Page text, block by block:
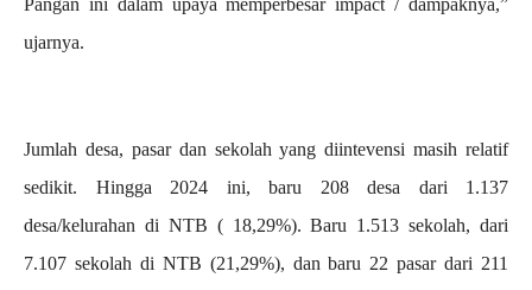
Pangan ini dalam upaya memperbesar impact / dampaknya,”
ujarnya.
Jumlah desa, pasar dan sekolah yang diintevensi masih relatif
sedikit. Hingga 2024 ini, baru 208 desa dari 1.137
desa/kelurahan di NTB ( 18,29%). Baru 1.513 sekolah, dari
7.107 sekolah di NTB (21,29%), dan baru 22 pasar dari 211